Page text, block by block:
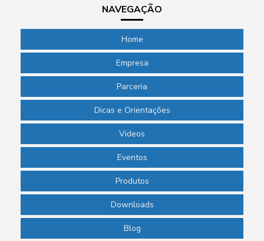
NAVEGAÇÃO
Home
Empresa
Parceria
Dicas e Orientações
Videos
Eventos
Produtos
Downloads
Blog